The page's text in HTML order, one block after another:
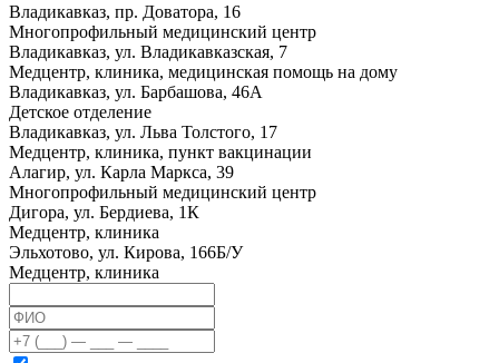
Владикавказ, пр. Доватора, 16
Многопрофильный медицинский центр
Владикавказ, ул. Владикавказская, 7
Медцентр, клиника, медицинская помощь на дому
Владикавказ, ул. Барбашова, 46А
Детское отделение
Владикавказ, ул. Льва Толстого, 17
Медцентр, клиника, пункт вакцинации
Алагир, ул. Карла Маркса, 39
Многопрофильный медицинский центр
Дигора, ул. Бердиева, 1К
Медцентр, клиника
Эльхотово, ул. Кирова, 166Б/У
Медцентр, клиника